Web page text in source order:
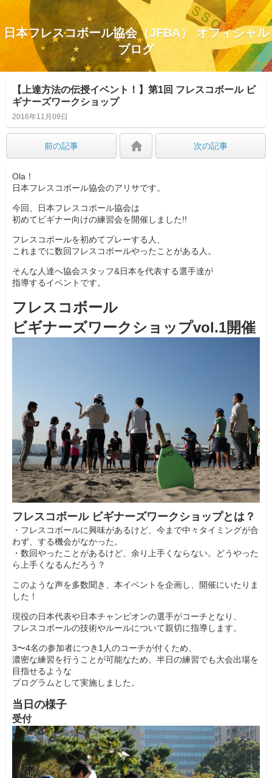
日本フレスコボール協会（JFBA） オフィシャル
ブログ
【上達方法の伝授イベント！】第1回 フレスコボール ビ
ギナーズワークショップ
2016年11月09日
前の記事 次の記事
Ola！
日本フレスコボール協会のアリサです。
今回、日本フレスコボール協会は
初めてビギナー向けの練習会を開催しました!!
フレスコボールを初めてプレーする人、
これまでに数回フレスコボールやったことがある人。
そんな人達へ協会スタッフ&日本を代表する選手達が
指導するイベントです。
フレスコボール
ビギナーズワークショップvol.1開催
フレスコボール ビギナーズワークショップとは？
・フレスコボールに興味があるけど、今まで中々タイミングが合
わず、する機会がなかった。
・数回やったことがあるけど、余り上手くならない。どうやった
ら上手くなるんだろう？
このような声を多数聞き、本イベントを企画し、開催にいたりま
した！
現役の日本代表や日本チャンピオンの選手がコーチとなり、
フレスコボールの技術やルールについて親切に指導します。
3〜4名の参加者につき1人のコーチが付くため、
濃密な練習を行うことが可能なため、半日の練習でも大会出場を
目指せるような
プログラムとして実施しました。
当日の様子
受付